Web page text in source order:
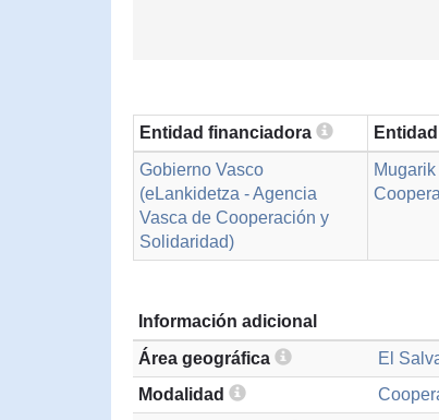
Entidad financiadora
Gobierno Vasco
(eLankidetza - Agencia
Vasca de Cooperación y
Solidaridad)
Información adicional
Área geográfica
El
Modalidad